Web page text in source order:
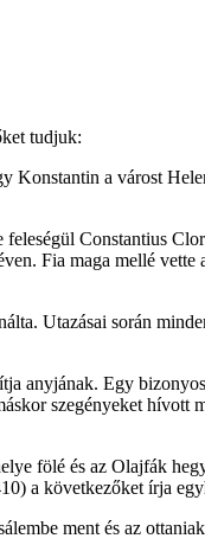
tudjuk:
Konstantin a várost
Constantius
Fia maga mellé vette
Utazásai során
anyjának. Egy
szegényeket hívott
fölé és az Olajfák
a következőket írja
ment és az